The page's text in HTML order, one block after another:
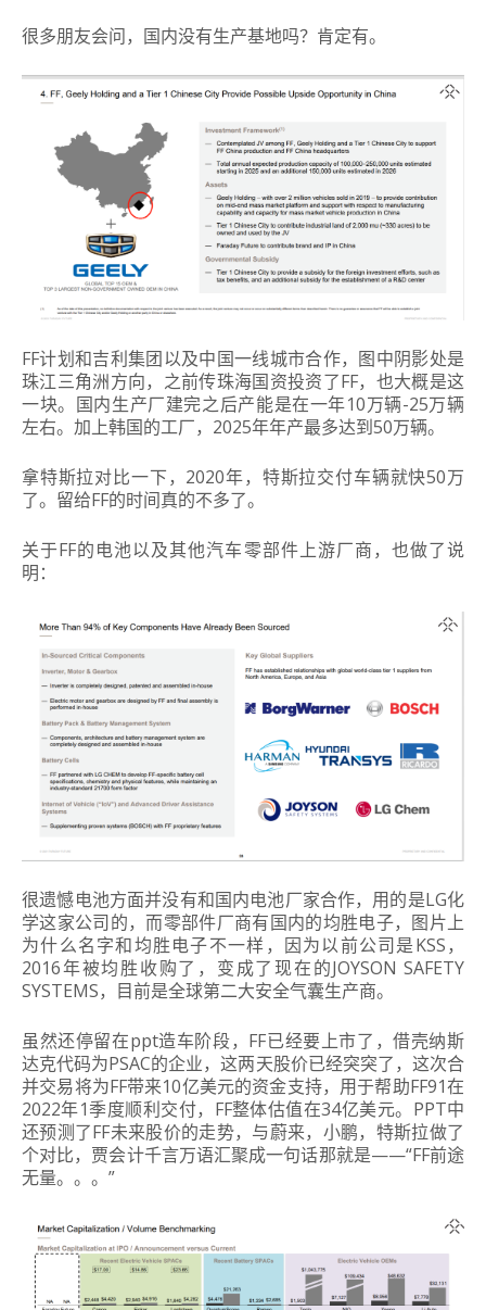
很多朋友会问，国内没有生产基地吗？肯定有。
FF计划和吉利集团以及中国一线城市合作，图中阴影处是
珠江三角洲方向， 之前传珠海国资投资了FF，也大概是这
一块。国内生产厂建完之后产能是在一年10万辆-25万辆
左右。加上韩国的工厂，2025年年产最多达到50万辆。
拿特斯拉对比一下，2020年，特斯拉交付车辆就快50万
了。留给FF的时间真的不多了。
关于FF的电池以及其他汽车零部件上游厂商，也做了说
明：
很遗憾电池方面并没有和国内电池厂家合作，用的是LG化
学这家公司的，而零部件厂商有国内的均胜电子，图片上
为什么名字和均胜电子不一样，因为以前公司是KSS，
2016年被均胜收购了，变成了现在的JOYSON SAFETY
SYSTEMS，目前是全球第二大安全气囊生产商。
虽然还停留在ppt造车阶段，FF已经要上市了，借壳纳斯
达克代码为PSAC的企业，这两天股价已经突突了，这次合
并交易将为FF带来10亿美元的资金支持，用于帮助FF91在
2022年1季度顺利交付，FF整体估值在34亿美元。PPT中
还预测了FF未来股价的走势，与蔚来，小鹏，特斯拉做了
个对比，贾会计千言万语汇聚成一句话那就是——“FF前途
无量。。。”